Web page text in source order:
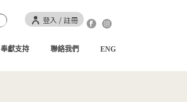
登入 / 註冊
奉獻支持 聯絡我們 ENG